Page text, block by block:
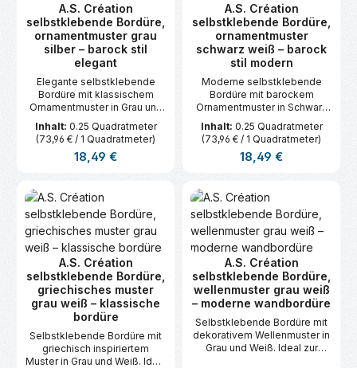
A.S. Création
selbstklebende Bordüre,
ornamentmuster grau
silber – barock stil
elegant
Elegante selbstklebende
Bordüre mit klassischem
Ornamentmuster in Grau und
Wandgestaltung im Barockstil.
Maße: 5 m x 0,05 m.
Inhalt: 0.25 Quadratmeter
(73,96 € / 1 Quadratmeter)
Regulärer Preis:
18,49 €
A.S. Création
selbstklebende Bordüre,
ornamentmuster
schwarz weiß – barock
stil modern
Moderne selbstklebende
Bordüre mit barockem
Ornamentmuster in Schwarz
Wandakzente. Maße: 5 m x
0,05 m.
Inhalt: 0.25 Quadratmeter
(73,96 € / 1 Quadratmeter)
Regulärer Preis:
18,49 €
A.S. Création
selbstklebende Bordüre,
griechisches muster
grau weiß – klassische
bordüre
Selbstklebende Bordüre mit
griechisch inspiriertem
Muster in Grau und Weiß. Ideal
A.S. Création
selbstklebende Bordüre,
wellenmuster grau weiß
– moderne wandbordüre
Selbstklebende Bordüre mit
dekorativem Wellenmuster in
Grau und Weiß. Ideal zur